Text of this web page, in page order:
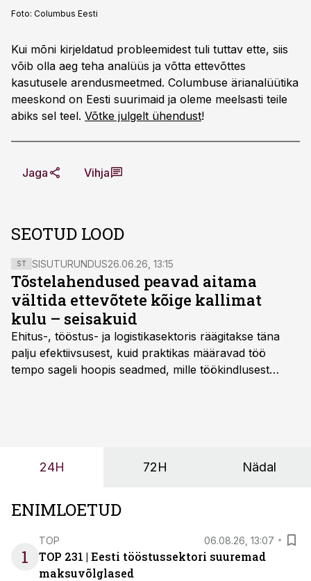
Foto: Columbus Eesti
Kui mõni kirjeldatud probleemidest tuli tuttav ette, siis
võib olla aeg teha analüüs ja võtta ettevõttes
kasutusele arendusmeetmed. Columbuse ärianalüütika
meeskond on Eesti suurimaid ja oleme meelsasti teile
abiks sel teel. Võtke julgelt ühendust!
Jaga Vihja
SEOTUD LOOD
ST SISUTURUNDUS26.06.26, 13:15
Tõstelahendused peavad aitama
vältida ettevõtete kõige kallimat
kulu – seisakuid
Ehitus-, tööstus- ja logistikasektoris räägitakse täna
palju efektiivsusest, kuid praktikas määravad töö
tempo sageli hoopis seadmed, mille töökindlusest
24H 72H Nädal
ENIMLOETUD
1
TOP 06.08.26, 13:07
TOP 231 | Eesti tööstussektori suuremad
maksuvõlglased